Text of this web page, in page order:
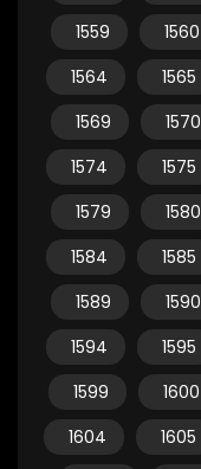
1559
1560
1564
1565
1569
1570
1574
1575
1579
1580
1584
1585
1589
1590
1594
1595
1599
1600
1604
1605